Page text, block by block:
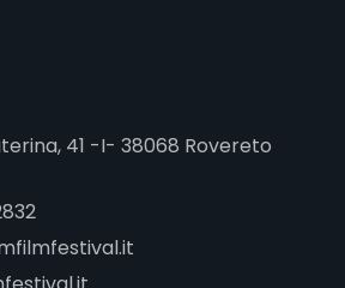
41 -I- 38068 Rovereto